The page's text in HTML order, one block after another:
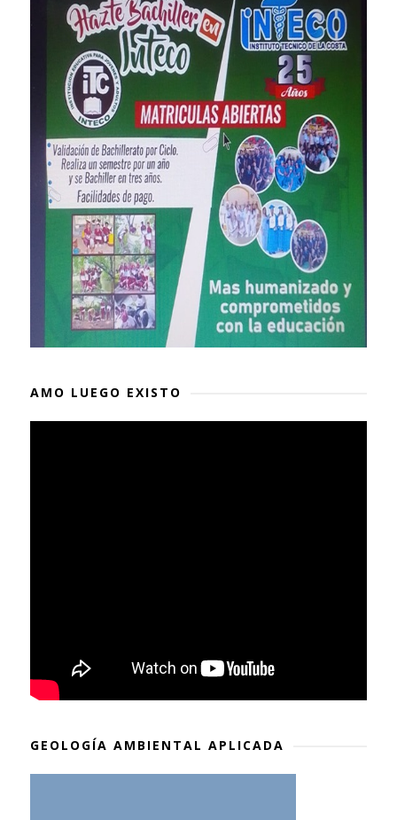
AMO LUEGO EXISTO
GEOLOGÍA AMBIENTAL APLICADA